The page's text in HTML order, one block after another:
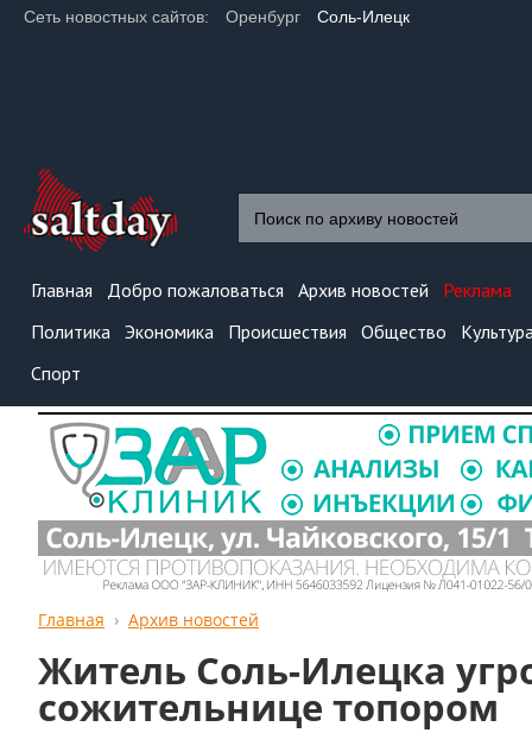
Сеть новостных сайтов: Оренбург Соль-Илецк
Главная Добро пожаловаться Архив новостей
Реклама
Политика Экономика Происшествия Общество
Спорт
Главная Архив новостей
Житель Соль-Илецка
сожительнице топором